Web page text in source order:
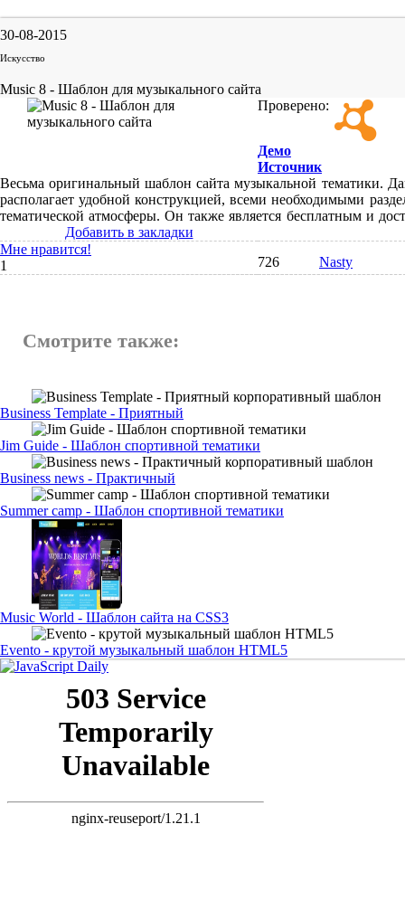
30-08-2015
Искусство
Music 8 - Шаблон для музыкального сайта
Проверено:
Демо
Источник
Весьма оригинальный шаблон сайта музыкальной тематики.
располагает удобной конструкцией, всеми необходимыми
тематической атмосферы. Он также является бесплатным и
Добавить в закладки
Мне нравится!
1
726 Nasty
Смотрите также:
Business Template - Приятный
Jim Guide - Шаблон спортивной тематики
Business news - Практичный
Summer camp - Шаблон спортивной тематики
Music World - Шаблон сайта на CSS3
Evento - крутой музыкальный шаблон HTML5